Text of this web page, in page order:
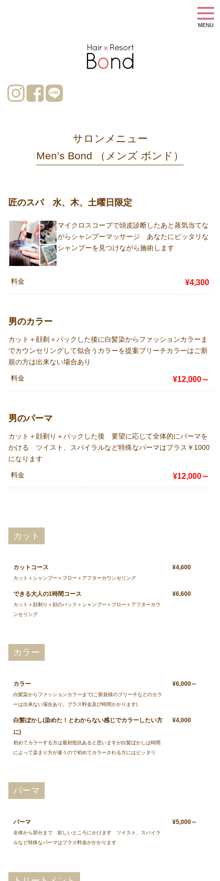
MENU
サロンメニュー
Men’s Bond （メンズ ボンド）
匠のスパ 水、木、土曜日限定
マイクロスコープで頭皮診断したあと蒸気当てな
がらシャンプーマッサージ あなたにピッタリな
シャンプーを見つけながら施術します
料金 ¥4,300
男のカラー
カット＋顔剃＋パックした後に白髪染からファッションカラーま
でカウンセリングして似合うカラーを提案ブリーチカラーはご新
規の方は出来ない場合あり
料金 ¥12,000～
男のパーマ
カット＋顔剃り＋パックした後 要望に応じて全体的にパーマを
かける ツイスト、スパイラルなど特殊なパーマはプラス￥1000
になります
料金 ¥12,000～
カット
カットコース
カット＋シャンプー＋ブロー＋アフターカウンセリング
¥4,600
できる大人の1時間コース
カット＋顔剃り＋顔のパック＋シャンプー＋ブロー＋アフターカウ
ンセリング
¥6,600
カラー
カラー
白髪染からファッションカラーまで(ご新規様のブリーチなどのカラ
ーは出来ない場合あり。プラス料金及び時間かかります)
¥6,000～
白髪ぼかし(染めた！とわからない感じでカラーしたい方
に)
初めてカラーする方は最初抵抗あると思いますが白髪ぼかしは時間
によって染まり方が違うので初めてカラーされる方にはピッタリ
¥4,000
パーマ
パーマ
全体から部分まで 欲しいところにかけます ツイスト、スパイラ
ルなど特殊なパーマはプラス料金がかかります
¥5,000～